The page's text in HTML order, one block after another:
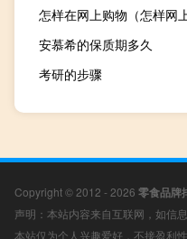
怎样在网上购物（怎样网
安慕希的保质期多久
考研的步骤
Copyright © 2012 - 2026 零食品牌
声明：本站内容来自互联网，如信
本站仅为个人兴趣爱好，不接盈利